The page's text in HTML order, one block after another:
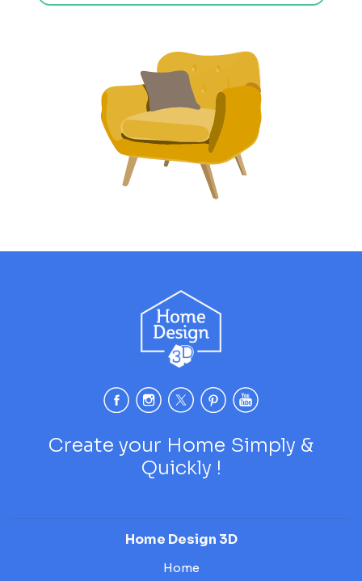
Create your Home Simply &
Quickly !
Home Design 3D
Home